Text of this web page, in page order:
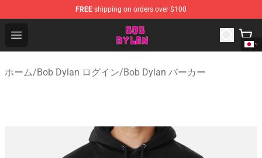
FREE shipping on orders over $100
Open menu
Bob Dylan Store - Official Bob Dylan Merchandise Shop
ホーム/Bob Dylan ログイン/Bob Dylan パーカー